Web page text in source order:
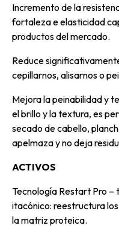
Incremento de la
fortaleza e elasticidad
productos del mercado.
Reduce
cepillarnos, alisarnos o
Mejora la peinabilidad y
el brillo y la textura, es
secado de cabello,
apelmaza y no deja
ACTIVOS
Tecnología Restart Pro –
itacónico: reestructura
la matriz proteica.